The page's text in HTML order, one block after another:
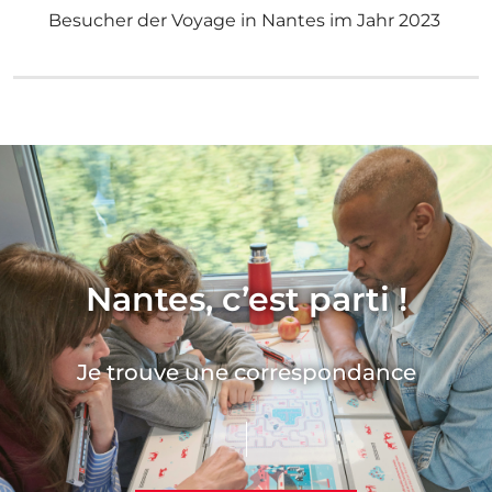
Besucher der Voyage in Nantes im Jahr 2023
Nantes, c’est parti !
Je trouve une correspondance